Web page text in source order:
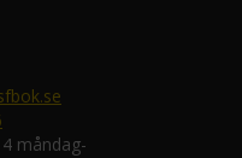
måndag-